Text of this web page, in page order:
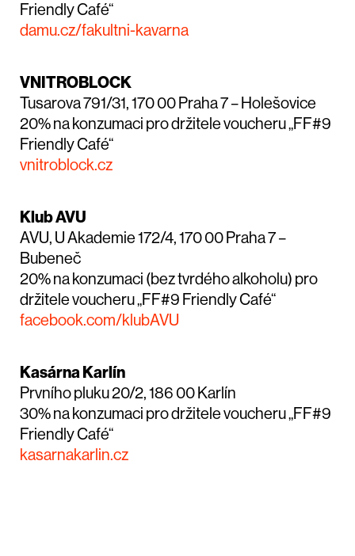
Friendly Café“
damu.cz/fakultni-kavarna
VNITROBLOCK
Tusarova 791/31, 170 00 Praha 7 – Holešovice
20% na konzumaci pro držitele voucheru „FF#9
Friendly Café“
vnitroblock.cz
Klub AVU
AVU, U Akademie 172/4, 170 00 Praha 7 –
Bubeneč
20% na konzumaci (bez tvrdého alkoholu) pro
držitele voucheru „FF#9 Friendly Café“
facebook.com/klubAVU
Kasárna Karlín
Prvního pluku 20/2, 186 00 Karlín
30% na konzumaci pro držitele voucheru „FF#9
Friendly Café“
kasarnakarlin.cz